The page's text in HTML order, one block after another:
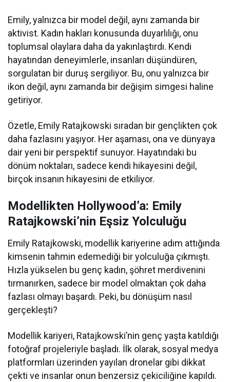
Emily, yalnızca bir model değil, aynı zamanda bir
aktivist. Kadın hakları konusunda duyarlılığı, onu
toplumsal olaylara daha da yakınlaştırdı. Kendi
hayatından deneyimlerle, insanları düşündüren,
sorgulatan bir duruş sergiliyor. Bu, onu yalnızca bir
ikon değil, aynı zamanda bir değişim simgesi haline
getiriyor.
Özetle, Emily Ratajkowski sıradan bir gençlikten çok
daha fazlasını yaşıyor. Her aşaması, ona ve dünyaya
dair yeni bir perspektif sunuyor. Hayatındaki bu
dönüm noktaları, sadece kendi hikayesini değil,
birçok insanın hikayesini de etkiliyor.
Modellikten Hollywood’a: Emily
Ratajkowski’nin Eşsiz Yolculuğu
Emily Ratajkowski, modellik kariyerine adım attığında
kimsenin tahmin edemediği bir yolculuğa çıkmıştı.
Hızla yükselen bu genç kadın, şöhret merdivenini
tırmanırken, sadece bir model olmaktan çok daha
fazlası olmayı başardı. Peki, bu dönüşüm nasıl
gerçekleşti?
Modellik kariyeri, Ratajkowski’nin genç yaşta katıldığı
fotoğraf projeleriyle başladı. İlk olarak, sosyal medya
platformları üzerinden yayılan dronelar gibi dikkat
çekti ve insanlar onun benzersiz çekiciliğine kapıldı.